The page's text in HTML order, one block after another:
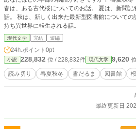
春は、ある古代桜についてのお話。 夏は、新聞
話。 秋は、新しく出来た最新型図書館について
持ち異世界に転生される話。
現代文学 完結 短編
24h.ポイント 0pt
小説 228,832 位 / 228,832件 現代文学 9,620
読み切り 春夏秋冬 雪だるま 図書館 桜
最終更新日